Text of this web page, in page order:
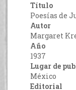
Título
Poesías de
Autor
Margaret
Año
1937
Lugar de
México
Editorial